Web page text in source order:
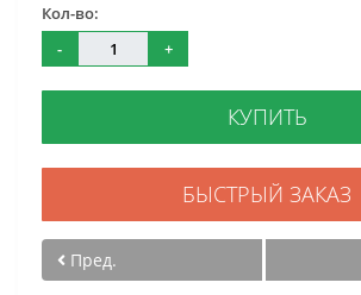
Кол-во:
-
+
КУПИТЬ
БЫСТРЫЙ ЗАКАЗ
Пред.